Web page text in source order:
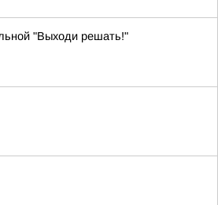
"Выходи решать!"